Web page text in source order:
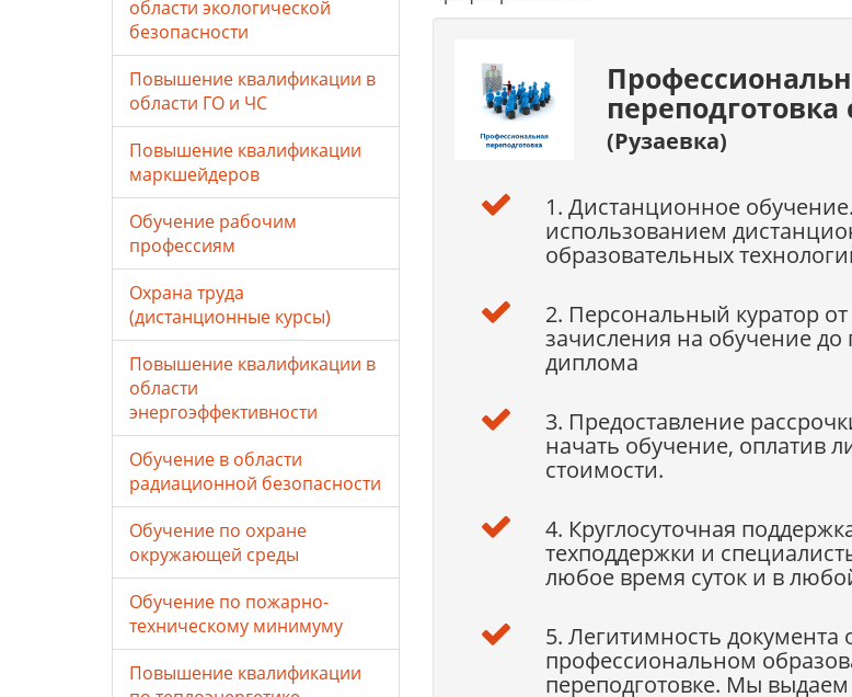
переподготовка
(Рузаевка)
1. Дистанционное
использованием
образовательных
2. Персональный куратор
зачисления на обучение до
диплома
3. Предоставление
начать обучение, оплатив
стоимости.
4. Круглосуточная
техподдержки и
любое время суток и в
5. Легитимность документа
профессиональном
переподготовке. Мы
области экологической
безопасности
Повышение квалификации в
области ГО и ЧС
Повышение квалификации
маркшейдеров
Обучение рабочим
профессиям
Охрана труда
(дистанционные курсы)
Повышение квалификации в
области
энергоэффективности
Обучение в области
радиационной безопасности
Обучение по охране
окружающей среды
Обучение по пожарно-
техническому минимуму
Повышение квалификации